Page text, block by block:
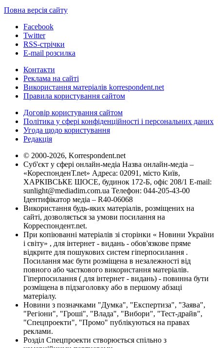
Повна версія сайту
Facebook
Twitter
RSS-стрічки
E-mail розсилка
Контакти
Реклама на сайті
Використання матеріалів korrespondent.net
Правила користування сайтом
Договір користування сайтом
Політика у сфері конфіденційності і персональних даних
Угода щодо користування
Редакція
© 2000-2026, Korrespondent.net
Суб'єкт у сфері онлайн-медіа Назва онлайн-медіа –
«КореспонденТ.net» Адреса: 02091, місто Київ,
ХАРКІВСЬКЕ ШОСЕ, будинок 172-Б, офіс 208/1 E-mail:
sunlight@mediadim.com.ua Телефон: 044-205-43-00
Ідентифікатор медіа – R40-06068
Використання будь-яких матеріалів, розміщених на
сайті, дозволяється за умови посилання на
Корреспондент.net.
При копіюванні матеріалів зі сторінки « Новини України
і світу» , для інтернет - видань - обов'язкове пряме
відкрите для пошукових систем гіперпосилання .
Посилання має бути розміщена в незалежності від
повного або часткового використання матеріалів.
Гіперпосилання ( для інтернет - видань) - повинна бути
розміщена в підзаголовку або в першому абзаці
матеріалу.
Новини з позначками "Думка", "Експертиза", "Заява",
"Регіони", "Гроші", "Влада", "Вибори", "Тест-драйв",
"Спецпроекти", "Промо" публікуються на правах
реклами.
Розділ Спецпроекти створюється спільно з